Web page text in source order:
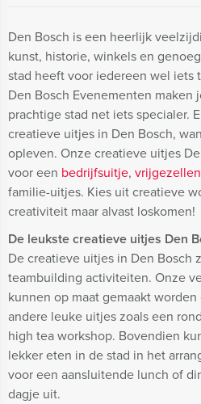
Den Bosch is een heerlijk
kunst, historie, winkels en
stad heeft voor iedereen wel iets
Den Bosch Evenementen maken
prachtige stad net iets specialer.
creatieve uitjes in Den Bosch,
opleven. Onze creatieve uitjes
voor een bedrijfsuitje,
familie-uitjes. Kies uit creatieve
creativiteit maar alvast loskomen!
De leukste creatieve uitjes Den
De creatieve uitjes in Den Bosch
teambuilding activiteiten. Onze
kunnen op maat gemaakt
andere leuke uitjes zoals een
high tea workshop. Bovendien
lekker eten in de stad in het
voor een aansluitende lunch of
dagje uit.